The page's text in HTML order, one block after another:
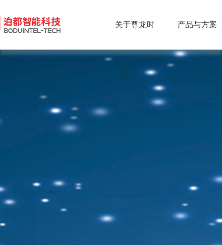
关于尊龙时
凯
产品与方案